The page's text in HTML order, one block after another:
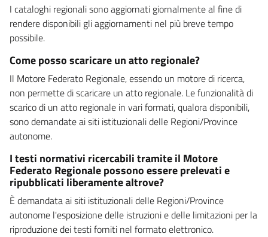
I cataloghi regionali sono aggiornati giornalmente al fine di
rendere disponibili gli aggiornamenti nel più breve tempo
possibile.
Come posso scaricare un atto regionale?
Il Motore Federato Regionale, essendo un motore di ricerca,
non permette di scaricare un atto regionale. Le funzionalità di
scarico di un atto regionale in vari formati, qualora disponibili,
sono demandate ai siti istituzionali delle Regioni/Province
autonome.
I testi normativi ricercabili tramite il Motore
Federato Regionale possono essere prelevati e
ripubblicati liberamente altrove?
È demandata ai siti istituzionali delle Regioni/Province
autonome l'esposizione delle istruzioni e delle limitazioni per la
riproduzione dei testi forniti nel formato elettronico.